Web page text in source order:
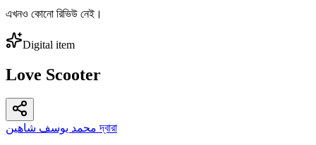
এখনও কোনো রিভিউ নেই।
Digital item
Love Scooter
محمد يوسف شاهين দ্বারা